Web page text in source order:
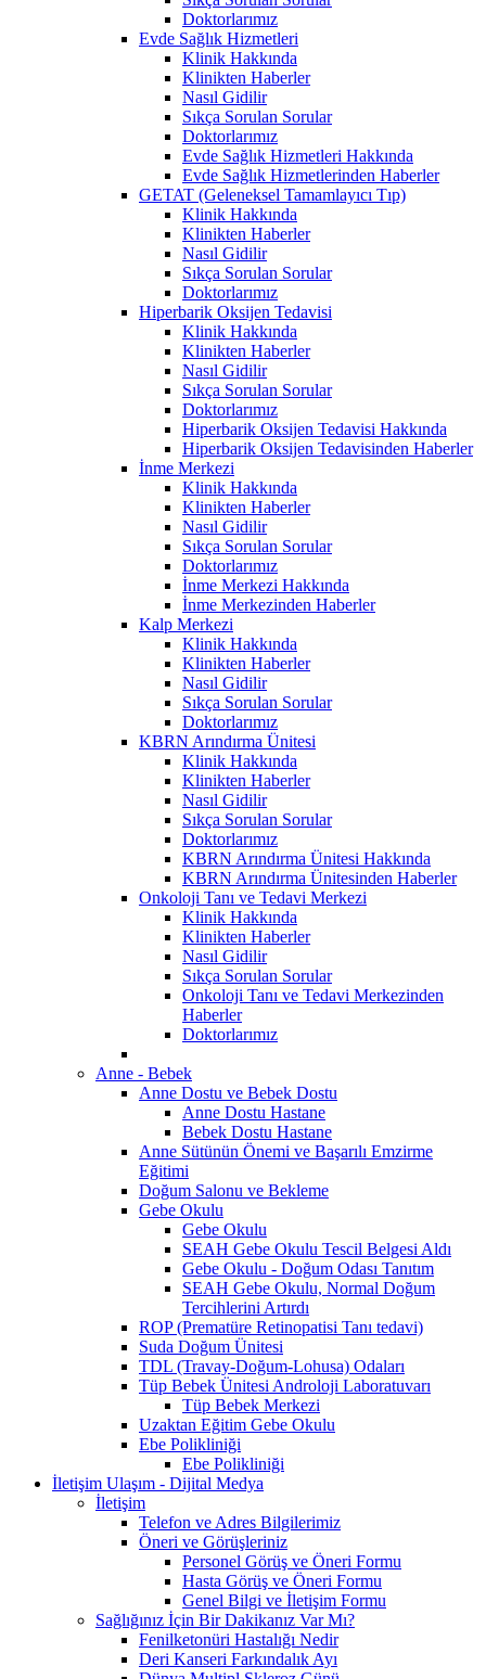
Doktorlarımız
Evde Sağlık Hizmetleri
Klinik Hakkında
Klinikten Haberler
Nasıl Gidilir
Sıkça Sorulan Sorular
Doktorlarımız
Evde Sağlık Hizmetleri Hakkında
Evde Sağlık Hizmetlerinden Haberler
GETAT (Geleneksel Tamamlayıcı Tıp)
Klinik Hakkında
Klinikten Haberler
Nasıl Gidilir
Sıkça Sorulan Sorular
Doktorlarımız
Hiperbarik Oksijen Tedavisi
Klinik Hakkında
Klinikten Haberler
Nasıl Gidilir
Sıkça Sorulan Sorular
Doktorlarımız
Hiperbarik Oksijen Tedavisi Hakkında
Hiperbarik Oksijen Tedavisinden Haberler
İnme Merkezi
Klinik Hakkında
Klinikten Haberler
Nasıl Gidilir
Sıkça Sorulan Sorular
Doktorlarımız
İnme Merkezi Hakkında
İnme Merkezinden Haberler
Kalp Merkezi
Klinik Hakkında
Klinikten Haberler
Nasıl Gidilir
Sıkça Sorulan Sorular
Doktorlarımız
KBRN Arındırma Ünitesi
Klinik Hakkında
Klinikten Haberler
Nasıl Gidilir
Sıkça Sorulan Sorular
Doktorlarımız
KBRN Arındırma Ünitesi Hakkında
KBRN Arındırma Ünitesinden Haberler
Onkoloji Tanı ve Tedavi Merkezi
Klinik Hakkında
Klinikten Haberler
Nasıl Gidilir
Sıkça Sorulan Sorular
Onkoloji Tanı ve Tedavi Merkezinden
Haberler
Doktorlarımız
Anne - Bebek
Anne Dostu ve Bebek Dostu
Anne Dostu Hastane
Bebek Dostu Hastane
Anne Sütünün Önemi ve Başarılı Emzirme
Eğitimi
Doğum Salonu ve Bekleme
Gebe Okulu
Gebe Okulu
SEAH Gebe Okulu Tescil Belgesi Aldı
Gebe Okulu - Doğum Odası Tanıtım
SEAH Gebe Okulu, Normal Doğum
Tercihlerini Artırdı
ROP (Prematüre Retinopatisi Tanı tedavi)
Suda Doğum Ünitesi
TDL (Travay-Doğum-Lohusa) Odaları
Tüp Bebek Ünitesi Androloji Laboratuvarı
Tüp Bebek Merkezi
Uzaktan Eğitim Gebe Okulu
Ebe Polikliniği
Ebe Polikliniği
İletişim Ulaşım - Dijital Medya
İletişim
Telefon ve Adres Bilgilerimiz
Öneri ve Görüşleriniz
Personel Görüş ve Öneri Formu
Hasta Görüş ve Öneri Formu
Genel Bilgi ve İletişim Formu
Sağlığınız İçin Bir Dakikanız Var Mı?
Fenilketonüri Hastalığı Nedir
Deri Kanseri Farkındalık Ayı